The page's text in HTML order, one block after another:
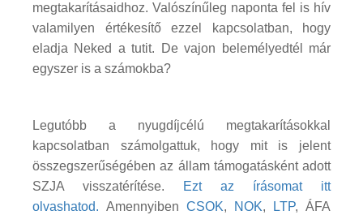
megtakarításaidhoz. Valószínűleg naponta fel is hív
valamilyen értékesítő ezzel kapcsolatban, hogy
eladja Neked a tutit. De vajon belemélyedtél már
egyszer is a számokba?
Legutóbb a nyugdíjcélú megtakarításokkal
kapcsolatban számolgattuk, hogy mit is jelent
összegszerűségében az állam támogatásként adott
SZJA visszatérítése.
Ezt az írásomat itt
olvashatod. Amennyiben CSOK, NOK, LTP, ÁFA